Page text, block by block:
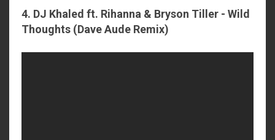
4. DJ Khaled ft. Rihanna & Bryson Tiller - Wild
Thoughts (Dave Aude Remix)